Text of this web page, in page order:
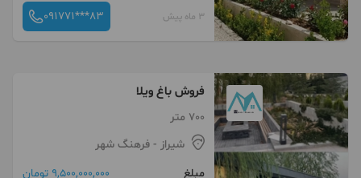
3 ماه پیش 091771***83
فروش باغ ویلا
700 متر
شیراز - فرهنگ شهر
مبلغ
9,500,000,000 تومان